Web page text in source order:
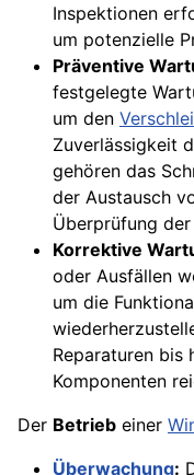
Inspektionen
um potenzielle
Präventive
festgelegte
um den
Zuverlässigkeit
gehören das
der Austausch
Überprüfung
Korrektive
oder Ausfällen
um die
Reparaturen bis
Komponenten
Der Betrieb einer
Überwachung: